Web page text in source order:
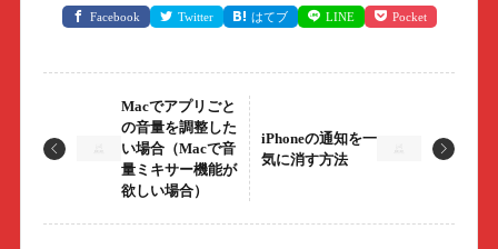
Facebook Twitter はてブ LINE Pocket
Macでアプリごと
の音量を調整した
い場合（Macで音
量ミキサー機能が
欲しい場合）
iPhoneの通知を一
気に消す方法